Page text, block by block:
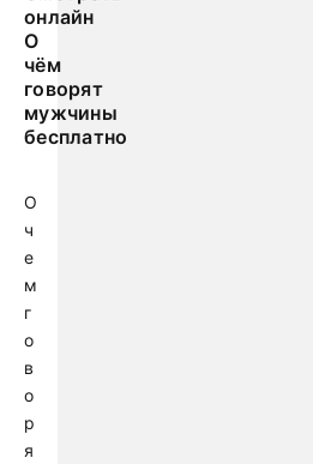
онлайн
О
чём
говорят
мужчины
бесплатно
О
ч
е
м
г
о
в
о
р
я